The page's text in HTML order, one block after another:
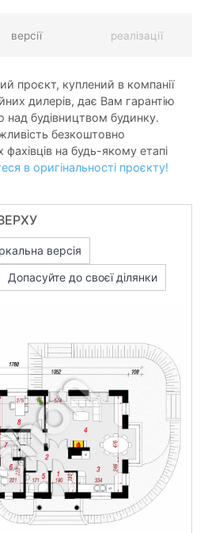
версії реалізації
проєкт, куплений в компанії
дилерів, дає Вам гарантію
над будівництвом будинку.
безкоштовно
на будь-якому етапі
в оригінальності проєкту!
версія
Допасуйте до своєї ділянки